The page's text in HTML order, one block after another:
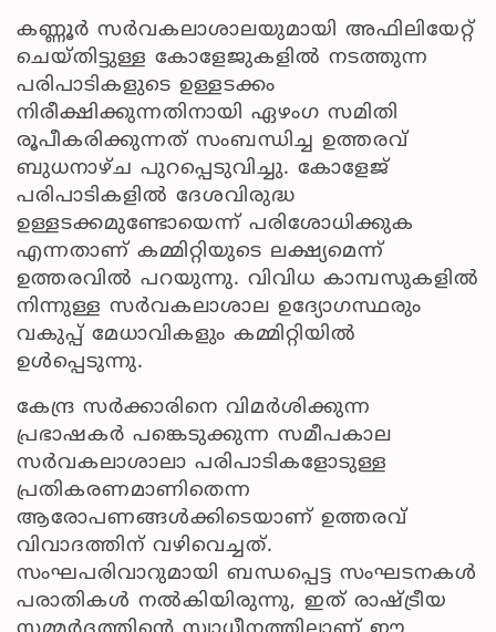
കണ്ണൂർ സർവകലാശാലയുമായി അഫിലിയേറ്റ്
ചെയ്തിട്ടുള്ള കോളേജുകളിൽ നടത്തുന്ന
പരിപാടികളുടെ ഉള്ളടക്കം
നിരീക്ഷിക്കുന്നതിനായി ഏഴംഗ സമിതി
രൂപീകരിക്കുന്നത് സംബന്ധിച്ച ഉത്തരവ്
ബുധനാഴ്ച പുറപ്പെടുവിച്ചു. കോളേജ്
പരിപാടികളിൽ ദേശവിരുദ്ധ
ഉള്ളടക്കമുണ്ടോയെന്ന് പരിശോധിക്കുക
എന്നതാണ് കമ്മിറ്റിയുടെ ലക്ഷ്യമെന്ന്
ഉത്തരവിൽ പറയുന്നു. വിവിധ കാമ്പസുകളിൽ
നിന്നുള്ള സർവകലാശാല ഉദ്യോഗസ്ഥരും
വകുപ്പ് മേധാവികളും കമ്മിറ്റിയിൽ
ഉൾപ്പെടുന്നു.
കേന്ദ്ര സർക്കാരിനെ വിമർശിക്കുന്ന
പ്രഭാഷകർ പങ്കെടുക്കുന്ന സമീപകാല
സർവകലാശാലാ പരിപാടികളോടുള്ള
പ്രതികരണമാണിതെന്ന
ആരോപണങ്ങൾക്കിടെയാണ് ഉത്തരവ്
വിവാദത്തിന് വഴിവെച്ചത്.
സംഘപരിവാറുമായി ബന്ധപ്പെട്ട സംഘടനകൾ
പരാതികൾ നൽകിയിരുന്നു, ഇത് രാഷ്ട്രീയ